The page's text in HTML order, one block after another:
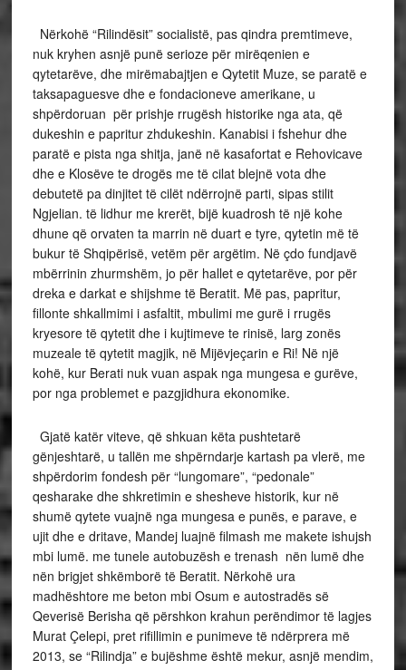
Nërkohë “Rilindësit” socialistë, pas qindra premtimeve,
nuk kryhen asnjë punë serioze për mirëqenien e
qytetarëve, dhe mirëmabajtjen e Qytetit Muze, se paratë e
taksapaguesve dhe e fondacioneve amerikane, u
shpërdoruan për prishje rrugësh historike nga ata, që
dukeshin e papritur zhdukeshin. Kanabisi i fshehur dhe
paratë e pista nga shitja, janë në kasafortat e Rehovicave
dhe e Klosëve te drogës me të cilat blejnë vota dhe
debutetë pa dinjitet të cilët ndërrojnë parti, sipas stilit
Ngjelian. të lidhur me krerët, bijë kuadrosh të një kohe
dhune që orvaten ta marrin në duart e tyre, qytetin më të
bukur të Shqipërisë, vetëm për argëtim. Në çdo fundjavë
mbërrinin zhurmshëm, jo për hallet e qytetarëve, por për
dreka e darkat e shijshme të Beratit. Më pas, papritur,
fillonte shkallmimi i asfaltit, mbulimi me gurë i rrugës
kryesore të qytetit dhe i kujtimeve te rinisë, larg zonës
muzeale të qytetit magjik, në Mijëvjeçarin e Ri! Në një
kohë, kur Berati nuk vuan aspak nga mungesa e gurëve,
por nga problemet e pazgjidhura ekonomike.
Gjatë katër viteve, që shkuan këta pushtetarë
gënjeshtarë, u tallën me shpërndarje kartash pa vlerë, me
shpërdorim fondesh për “lungomare”, “pedonale”
qesharake dhe shkretimin e shesheve historik, kur në
shumë qytete vuajnë nga mungesa e punës, e parave, e
ujit dhe e dritave, Mandej luajnë filmash me makete ishujsh
mbi lumë. me tunele autobuzësh e trenash nën lumë dhe
nën brigjet shkëmborë të Beratit. Nërkohë ura
madhështore me beton mbi Osum e autostradës së
Qeverisë Berisha që përshkon krahun perëndimor të lagjes
Murat Çelepi, pret rifillimin e punimeve të ndërprera më
2013, se “Rilindja” e bujëshme është mekur, asnjë mendim,